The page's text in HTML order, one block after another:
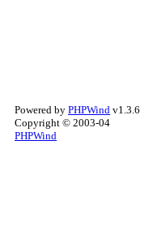
Powered by PHPWind v1.3.6
Copyright © 2003-04
PHPWind